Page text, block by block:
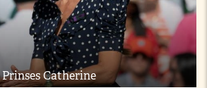
Prinses Catherine